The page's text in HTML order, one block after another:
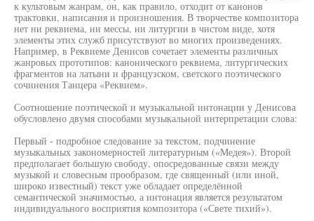
к культовым жанрам, он, как правило, отходит от канонов
трактовки, написания и произношения. В творчестве композитора
нет ни реквиема, ни мессы, ни литургии в чистом виде, хотя
элементы этих служб присутствуют во многих произведениях.
Например, в Реквиеме Денисов сочетает элементы различных
жанровых прототипов: канонического реквиема, литургических
фрагментов на латыни и французском, светского поэтического
сочинения Танцера «Реквием».
Соотношение поэтической и музыкальной интонации у Денисова
обусловлено двумя способами музыкальной интерпретации слова:
Первый - подробное следование за текстом, подчинение
музыкальных закономерностей литературным («Медея»). Второй
предполагает большую свободу, опосредованные связи между
музыкой и словесным прообразом, где священный (или иной,
широко известный) текст уже обладает определённой
семантической значимостью, а интонация является результатом
индивидуального восприятия композитора («Свете тихий»).